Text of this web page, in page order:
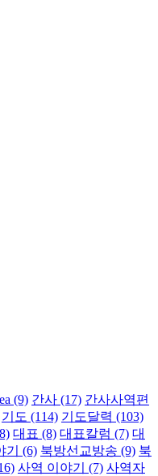
(9) 간사 (17) 간사사역편
기도 (114) 기도달력 (103)
대표 (8) 대표칼럼 (7) 대
(6) 북방선교방송 (9) 북
사역 이야기 (7) 사역자